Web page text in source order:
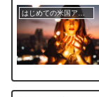
はじめての米国アマゾン物販